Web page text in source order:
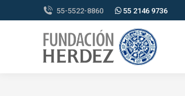
55-5522-8860 55 2146 9736